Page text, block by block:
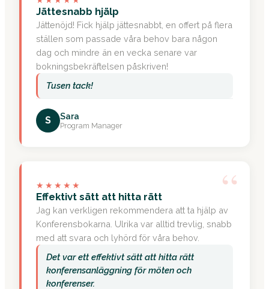
Jättesnabb hjälp
Jättenöjd! Fick hjälp jättesnabbt, en offert på flera
ställen som passade våra behov bara någon
dag och mindre än en vecka senare var
bokningsbekräftelsen påskriven!
Tusen tack!
S Sara
Program Manager
“
★★★★★
Effektivt sätt att hitta rätt
Jag kan verkligen rekommendera att ta hjälp av
Konferensbokarna. Ulrika var alltid trevlig, snabb
med att svara och lyhörd för våra behov.
Det var ett effektivt sätt att hitta rätt
konferensanläggning för möten och
konferenser.